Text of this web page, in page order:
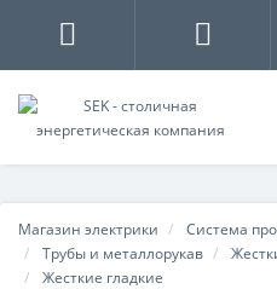
Магазин электрики
Система
Трубы и металлорукав
Жесткие гладкие